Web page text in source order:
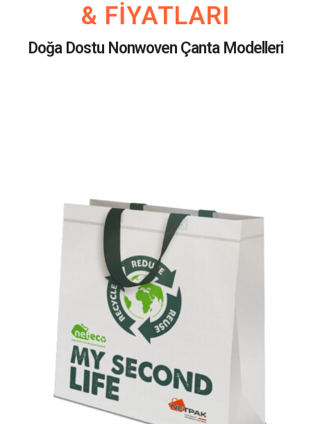
& FIYATLARI
Doğa Dostu Nonwoven Çanta Modelleri